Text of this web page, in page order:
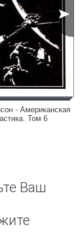
- Американская
Том 6
Ваш